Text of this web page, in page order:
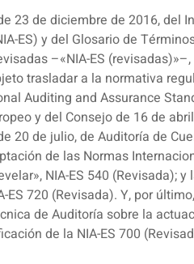
23 de diciembre de 2016,
ES) y del Glosario de
–«NIA-ES
trasladar a la normativa
Auditing and Assurance
y del Consejo de 16 de
20 de julio, de Auditoría de
de las Normas
NIA-ES 540 (Revisada);
ES 720 (Revisada). Y, por
de Auditoría sobre la
de la NIA-ES 700